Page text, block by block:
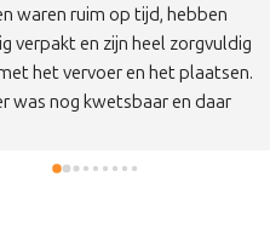
vrijdag verhuisd maar helaas
mogelijk om een deel van een
via de trap in de woning
naar een etage lager te
met Removers of zij ons